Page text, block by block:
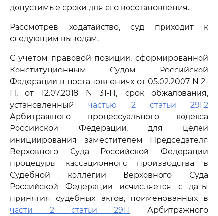
допустимые сроки для его восстановления.
Рассмотрев ходатайство, суд приходит к
следующим выводам.
С учетом правовой позиции, сформированной
Конституционным Судом Российской
Федерации в постановлениях от 05.02.2007 N 2-
П, от 12.07.2018 N 31-П, срок обжалования,
установленныйчастью 2 статьи 291.2
Арбитражного процессуального кодекса
Российской Федерации, для целей
инициирования заместителем Председателя
Верховного Суда Российской Федерации
процедуры кассационного производства в
Судебной коллегии Верховного Суда
Российской Федерации исчисляется с даты
принятия судебных актов, поименованных в
части 2 статьи 291.1
Арбитражного